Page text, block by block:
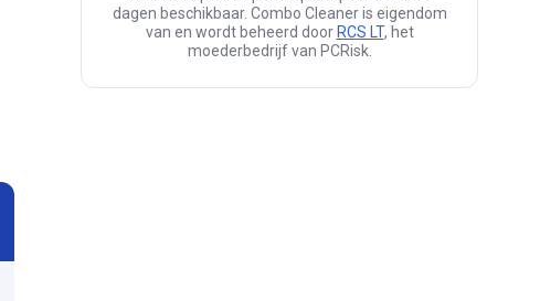
dagen beschikbaar. Combo Cleaner is eigendom
van en wordt beheerd door RCS LT, het
moederbedrijf van PCRisk.